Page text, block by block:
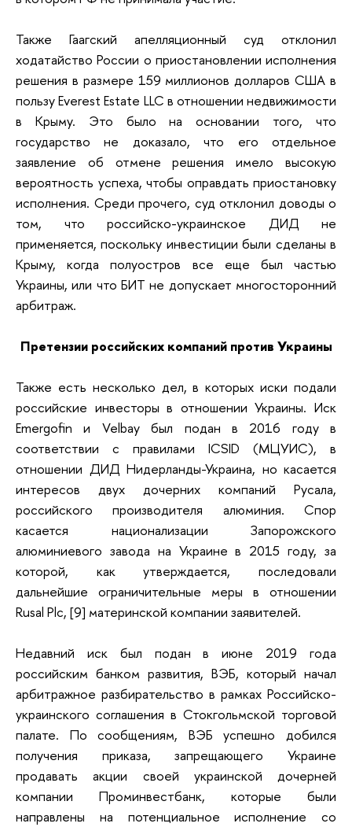
Также Гаагский апелляционный суд отклонил
ходатайство России о приостановлении исполнения
решения в размере 159 миллионов долларов США в
пользу Everest Estate LLC в отношении недвижимости
в Крыму. Это было на основании того, что
государство не доказало, что его отдельное
заявление об отмене решения имело высокую
вероятность успеха, чтобы оправдать приостановку
исполнения. Среди прочего, суд отклонил доводы о
том, что российско-украинское ДИД не
применяется, поскольку инвестиции были сделаны в
Крыму, когда полуостров все еще был частью
Украины, или что БИТ не допускает многосторонний
арбитраж.
Претензии российских компаний против Украины
Также есть несколько дел, в которых иски подали
российские инвесторы в отношении Украины. Иск
Emergofin и Velbay был подан в 2016 году в
соответствии с правилами ICSID (МЦУИС), в
отношении ДИД Нидерланды-Украина, но касается
интересов двух дочерних компаний Русала,
российского производителя алюминия. Спор
касается национализации Запорожского
алюминиевого завода на Украине в 2015 году, за
которой, как утверждается, последовали
дальнейшие ограничительные меры в отношении
Rusal Plc, [9] материнской компании заявителей.
Недавний иск был подан в июне 2019 года
российским банком развития, ВЭБ, который начал
арбитражное разбирательство в рамках Российско-
украинского соглашения в Стокгольмской торговой
палате. По сообщениям, ВЭБ успешно добился
получения приказа, запрещающего Украине
продавать акции своей украинской дочерней
компании Проминвестбанк, которые были
направлены на потенциальное исполнение со